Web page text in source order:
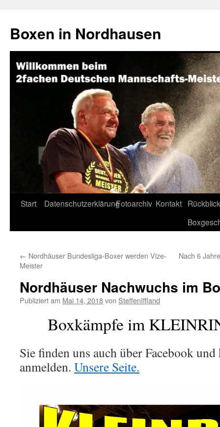
Boxen in Nordhausen
Zum
Start DatenschutzerklärungFotoarchiv Kontakt
← Nordhäuser Bundesliga-Boxer werden Vize-
Meister
Nach 6
Nordhäuser Nachwuchs im
Publiziert am Mai 14, 2018von SteffenIffland
Boxkämpfe im
Sie finden uns auch über Facebook
anmelden. Unsere Seite.